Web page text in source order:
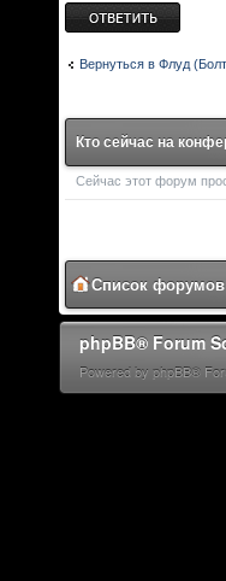
Ответить
Вернуться в Флуд
Кто сейчас на
Сейчас этот форум
Список форумов
phpBB® Forum
Powered by phpBB®